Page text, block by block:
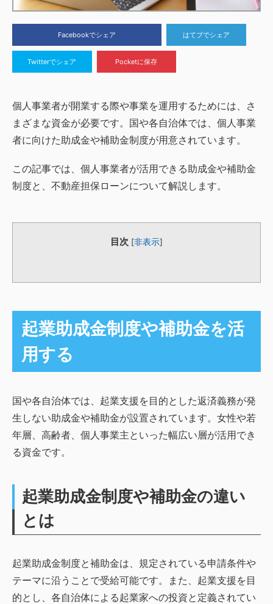
Facebookでシェア はてブでシェア
Twitterでシェア Pocketに保存
個人事業者が開業する際や事業を運用するためには、さ
まざまな資金が必要です。国や各自治体では、個人事業
者に向けた助成金や補助金制度が用意されています。
この記事では、個人事業者が活用できる助成金や補助金
制度と、不動産担保ローンについて解説します。
目次 [非表示]
起業助成金制度や補助金を活
用する
国や各自治体では、起業支援を目的とした返済義務が発
生しない助成金や補助金が設置されています。女性や若
年層、高齢者、個人事業主といった幅広い層が活用でき
る資金です。
起業助成金制度や補助金の違い
とは
起業助成金制度と補助金は、規定されている申請条件や
テーマに沿うことで受給可能です。また、起業支援を目
的とし、各自治体による起業家への投資と定義されてい